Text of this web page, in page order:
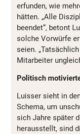
erfunden, wie
hätten. „Alle
beendet“, betont
solche Vorwürfe
seien.
Mitarbeiter
Politisch
Luisser sieht in
Schema, um
sich Jahre später
herausstellt, sind